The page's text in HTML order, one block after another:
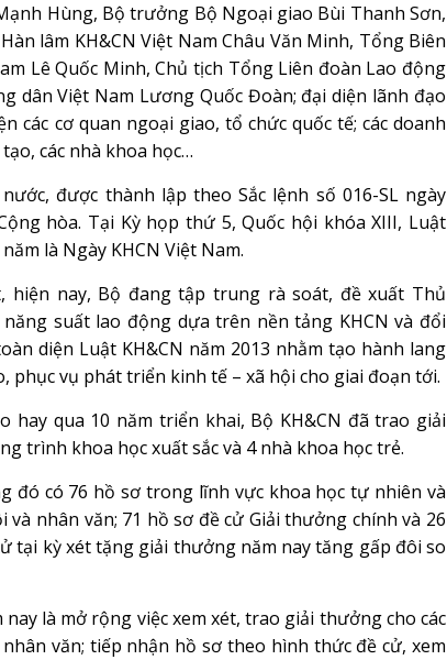
Hùng, Bộ trưởng Bộ Ngoại giao Bùi Thanh Sơn,
lâm KH&CN Việt Nam Châu Văn Minh, Tổng Biên
Lê Quốc Minh, Chủ tịch Tổng Liên đoàn Lao động
dân Việt Nam Lương Quốc Đoàn; đại diện lãnh đạo
các cơ quan ngoại giao, tổ chức quốc tế; các doanh
các nhà khoa học…
được thành lập theo Sắc lệnh số 016-SL ngày
hòa. Tại Kỳ họp thứ 5, Quốc hội khóa XIII, Luật
là Ngày KHCN Việt Nam.
hiện nay, Bộ đang tập trung rà soát, đề xuất Thủ
suất lao động dựa trên nền tảng KHCN và đổi
diện Luật KH&CN năm 2013 nhằm tạo hành lang
phục vụ phát triển kinh tế – xã hội cho giai đoạn tới.
hay qua 10 năm triển khai, Bộ KH&CN đã trao giải
trình khoa học xuất sắc và 4 nhà khoa học trẻ.
đó có 76 hồ sơ trong lĩnh vực khoa học tự nhiên và
nhân văn; 71 hồ sơ đề cử Giải thưởng chính và 26
tại kỳ xét tặng giải thưởng năm nay tăng gấp đôi so
là mở rộng việc xem xét, trao giải thưởng cho các
văn; tiếp nhận hồ sơ theo hình thức đề cử, xem